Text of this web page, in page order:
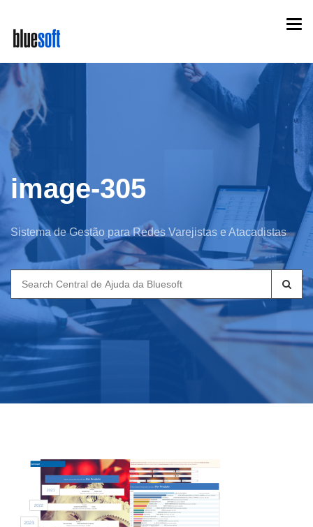
main
content
image-305
Sistema de Gestão para Redes Varejistas e Atacadistas
Search
for: